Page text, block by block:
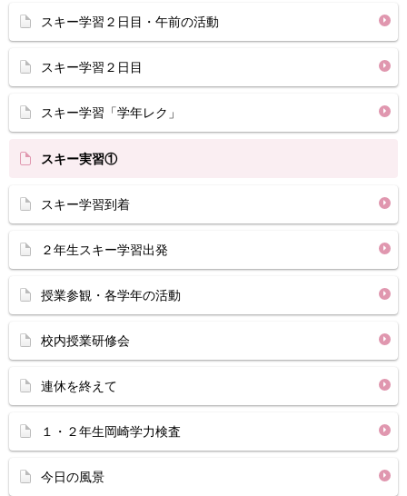
スキー学習２日目・午前の活動
スキー学習２日目
スキー学習「学年レク」
スキー実習①
スキー学習到着
２年生スキー学習出発
授業参観・各学年の活動
校内授業研修会
連休を終えて
１・２年生岡崎学力検査
今日の風景